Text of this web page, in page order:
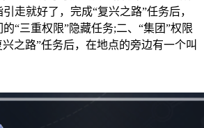
走就好了，完成“复兴之路”任务后，
“三重权限”隐藏任务;二、“集团”权限
兴之路”任务后，在地点的旁边有一个叫